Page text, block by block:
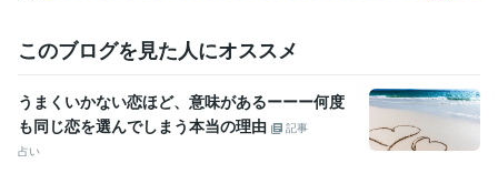
このブログを見た人にオススメ
うまくいかない恋ほど、意味があるーーー何度
も同じ恋を選んでしまう本当の理由
記事
占い